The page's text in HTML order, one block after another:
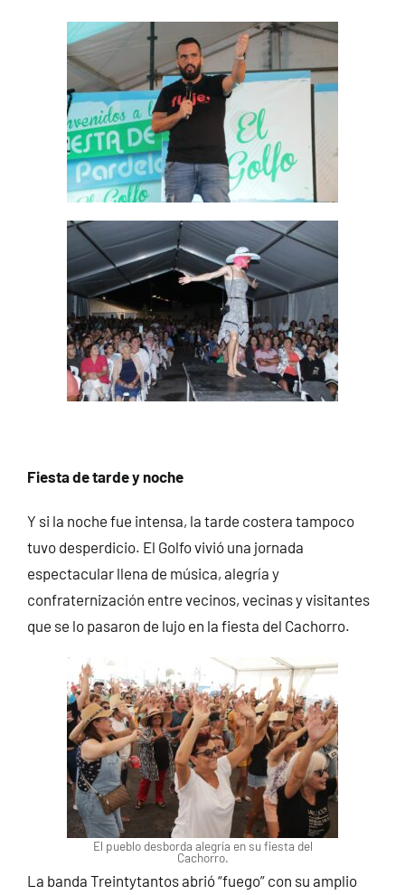
Fiesta de tarde y noche
Y si la noche fue intensa, la tarde costera tampoco
tuvo desperdicio. El Golfo vivió una jornada
espectacular llena de música, alegría y
confraternización entre vecinos, vecinas y visitantes
que se lo pasaron de lujo en la fiesta del Cachorro.
El pueblo desborda alegría en su fiesta del
Cachorro.
La banda Treintytantos abrió “fuego” con su amplio